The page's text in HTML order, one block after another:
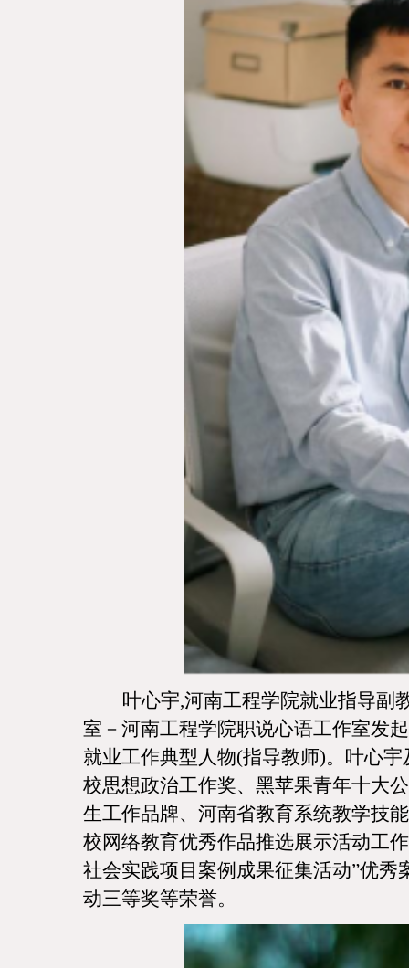
叶心宇,河南工程学院就业指导副
室－河南工程学院职说心语工作室发
就业工作典型人物(指导教师)。叶心
校思想政治工作奖、黑苹果青年十大
生工作品牌、河南省教育系统教学技
校网络教育优秀作品推选展示活动工
社会实践项目案例成果征集活动”优秀
动三等奖等荣誉。